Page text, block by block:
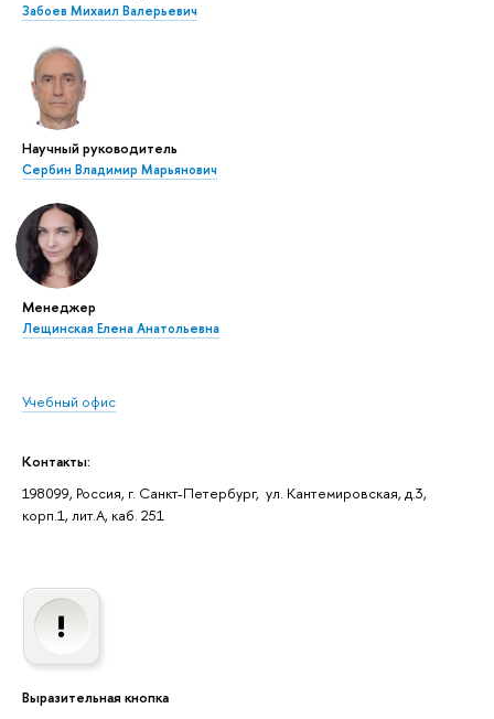
Забоев Михаил Валерьевич
Научный руководитель
Сербин Владимир Марьянович
Менеджер
Лещинская Елена Анатольевна
Учебный офис
Контакты:
198099, Россия, г. Санкт-Петербург, ул. Кантемировская, д.3,
корп.1, лит.А, каб. 251
Выразительная кнопка